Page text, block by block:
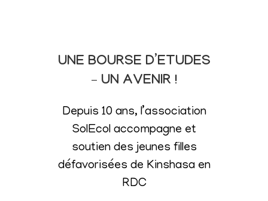
UNE BOURSE D’ETUDES
– UN AVENIR !
Depuis 10 ans, l’association
SolEcol accompagne et
soutien des jeunes filles
défavorisées de Kinshasa en
RDC